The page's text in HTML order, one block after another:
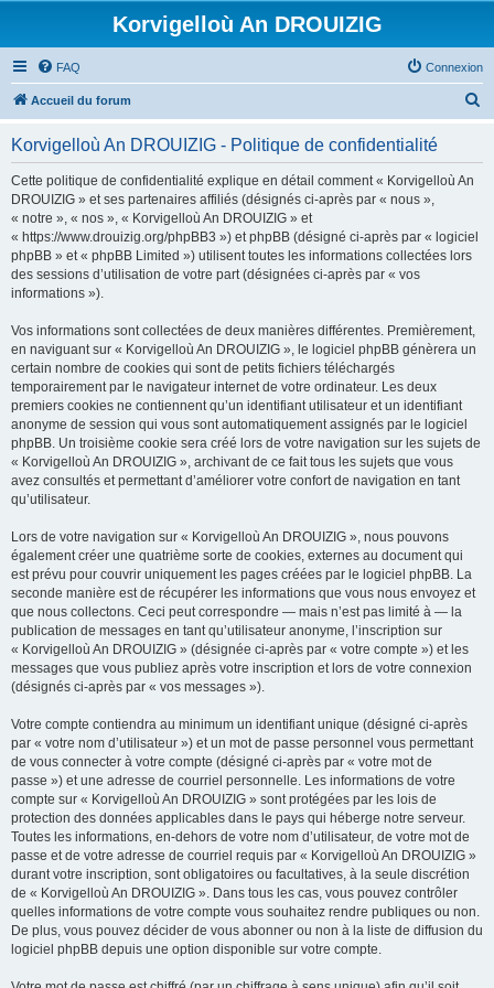
Korvigelloù An DROUIZIG
FAQ Connexion
Accueil du forum
Korvigelloù An DROUIZIG - Politique de confidentialité
Cette politique de confidentialité explique en détail comment « Korvigelloù An
DROUIZIG » et ses partenaires affiliés (désignés ci-après par « nous »,
« notre », « nos », « Korvigelloù An DROUIZIG » et
« https://www.drouizig.org/phpBB3 ») et phpBB (désigné ci-après par « logiciel
phpBB » et « phpBB Limited ») utilisent toutes les informations collectées lors
des sessions d’utilisation de votre part (désignées ci-après par « vos
informations »).
Vos informations sont collectées de deux manières différentes. Premièrement,
en naviguant sur « Korvigelloù An DROUIZIG », le logiciel phpBB génèrera un
certain nombre de cookies qui sont de petits fichiers téléchargés
temporairement par le navigateur internet de votre ordinateur. Les deux
premiers cookies ne contiennent qu’un identifiant utilisateur et un identifiant
anonyme de session qui vous sont automatiquement assignés par le logiciel
phpBB. Un troisième cookie sera créé lors de votre navigation sur les sujets de
« Korvigelloù An DROUIZIG », archivant de ce fait tous les sujets que vous
avez consultés et permettant d’améliorer votre confort de navigation en tant
qu’utilisateur.
Lors de votre navigation sur « Korvigelloù An DROUIZIG », nous pouvons
également créer une quatrième sorte de cookies, externes au document qui
est prévu pour couvrir uniquement les pages créées par le logiciel phpBB. La
seconde manière est de récupérer les informations que vous nous envoyez et
que nous collectons. Ceci peut correspondre — mais n’est pas limité à — la
publication de messages en tant qu’utilisateur anonyme, l’inscription sur
« Korvigelloù An DROUIZIG » (désignée ci-après par « votre compte ») et les
messages que vous publiez après votre inscription et lors de votre connexion
(désignés ci-après par « vos messages »).
Votre compte contiendra au minimum un identifiant unique (désigné ci-après
par « votre nom d’utilisateur ») et un mot de passe personnel vous permettant
de vous connecter à votre compte (désigné ci-après par « votre mot de
passe ») et une adresse de courriel personnelle. Les informations de votre
compte sur « Korvigelloù An DROUIZIG » sont protégées par les lois de
protection des données applicables dans le pays qui héberge notre serveur.
Toutes les informations, en-dehors de votre nom d’utilisateur, de votre mot de
passe et de votre adresse de courriel requis par « Korvigelloù An DROUIZIG »
durant votre inscription, sont obligatoires ou facultatives, à la seule discrétion
de « Korvigelloù An DROUIZIG ». Dans tous les cas, vous pouvez contrôler
quelles informations de votre compte vous souhaitez rendre publiques ou non.
De plus, vous pouvez décider de vous abonner ou non à la liste de diffusion du
logiciel phpBB depuis une option disponible sur votre compte.